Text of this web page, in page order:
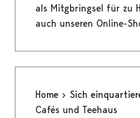
als Mitgbringsel für zu
auch unseren Online-
Home
Sich
Cafés und Teehaus